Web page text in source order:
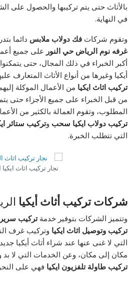
بالأثاث حتى يتم تركيبها والحصول على
في النهاية.
وتقوم شركاتفك دولاب ملابس دائما
غرفه نوم الرياض حي النور على جميع
أكبر الخبراء في ذلك المجال، حتى
أيكيا وغيرها من أنواع الأثاث المتعارف
تركيب اثاث ايكيا من الأعمال الموكلة
من قبل الخبراء على جميع الأجزاء حتى
المطلوب، وتقوم العمالة بالكثير من
تركيب دولاب ايكيا سحب وتركيب ستائر
التي تتطلب الخبرة.
نجار تركيب اثاث
شركات تركيب أثاث أيكيا
وتتميز الشركات بتوفير خدمةتركيب سرير
تركيب وتوصيل اثاث ايكيا وتركيب غرف
التي لا غنى عنها عند شراء أثاث أيكيا
مكان إلى مكان، وعن الخدمات التي لا
تركيب طاولة تلفزيون ايكيا فهي على